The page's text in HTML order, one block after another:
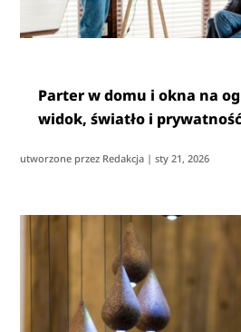
Parter w domu i okna na
widok, światło i prywatność
utworzone przez Redakcja |sty 21, 2026